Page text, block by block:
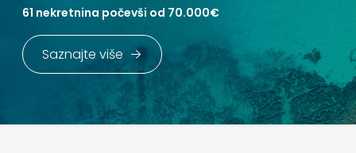
61 nekretnina počevši od 70.000€
Saznajte više